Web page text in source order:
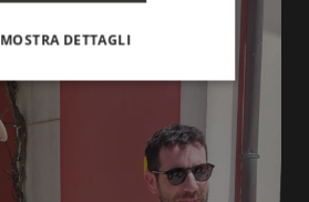
MOSTRA DETTAGLI